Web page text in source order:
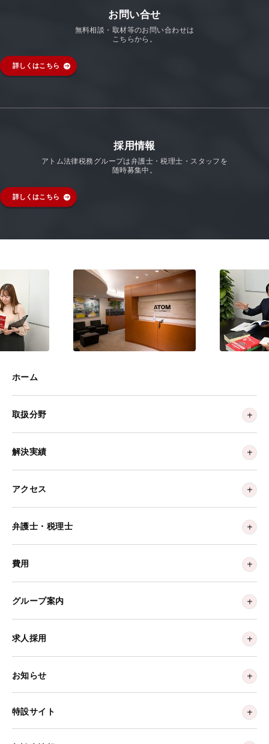
お問い合せ
無料相談・取材等のお問い合わせは
こちらから。
詳しくはこちら
採用情報
アトム法律税務グループは弁護士・税理士・スタッフを
随時募集中。
詳しくはこちら
ホーム
取扱分野
解決実績
アクセス
弁護士・税理士
費用
グループ案内
求人採用
お知らせ
特設サイト